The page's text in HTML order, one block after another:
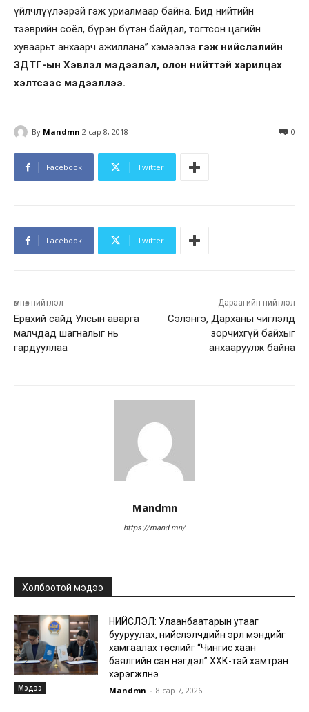
үйлчлүүлээрэй гэж уриалмаар байна. Бид нийтийн
тээврийн соёл, бүрэн бүтэн байдал, тогтсон цагийн
хуваарьт анхаарч ажиллана” хэмээлээ гэж нийслэлийн
ЗДТГ-ын Хэвлэл мэдээлэл, олон нийттэй харилцах
хэлтсээс мэдээллээ.
By Mandmn 2 сар 8, 2018 0
Facebook Twitter
Facebook Twitter
өмнөх нийтлэл
Ерөнхий сайд Улсын аварга
малчдад шагналыг нь
гардууллаа
Дараагийн нийтлэл
Сэлэнгэ, Дарханы чиглэлд
зорчихгүй байхыг
анхааруулж байна
Mandmn
https://mand.mn/
Холбоотой мэдээ
Мэдээ
НИЙСЛЭЛ: Улаанбаатарын утааг
бууруулах, нийслэлчүүдийн эрүүл мэндийг
хамгаалах төслийг “Чингис хаан
баялгийн сан нэгдэл” ХХК-тай хамтран
хэрэгжүүлнэ
Mandmn - 8 сар 7, 2026